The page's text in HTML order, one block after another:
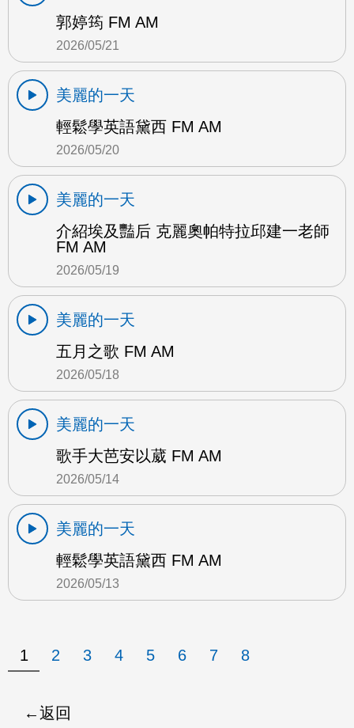
郭婷筠 FM AM
2026/05/21
美麗的一天
輕鬆學英語黛西 FM AM
2026/05/20
美麗的一天
介紹埃及豔后 克麗奧帕特拉邱建一老師
FM AM
2026/05/19
美麗的一天
五月之歌 FM AM
2026/05/18
美麗的一天
歌手大芭安以葳 FM AM
2026/05/14
美麗的一天
輕鬆學英語黛西 FM AM
2026/05/13
1 2 3 4 5 6 7 8
返回